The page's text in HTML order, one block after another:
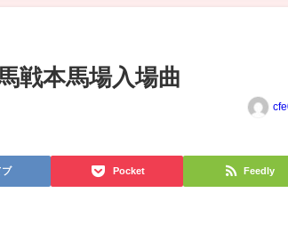
戦本馬場入場曲
ブ Pocket Feedly